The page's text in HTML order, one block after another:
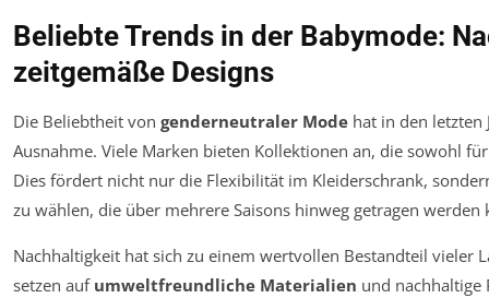
Beliebte Trends in der Babymode:
zeitgemäße Designs
Die Beliebtheit von genderneutraler Mode hat in den letzten
Ausnahme. Viele Marken bieten Kollektionen an, die sowohl
Dies fördert nicht nur die Flexibilität im Kleiderschrank,
zu wählen, die über mehrere Saisons hinweg getragen werden
Nachhaltigkeit hat sich zu einem wertvollen Bestandteil vieler
setzen auf umweltfreundliche Materialien und nachhaltige